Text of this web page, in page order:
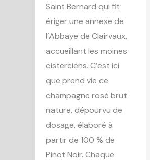
Saint Bernard qui fit
ériger une annexe de
l’Abbaye de Clairvaux,
accueillant les moines
cisterciens. C’est ici
que prend vie ce
champagne rosé brut
nature, dépourvu de
dosage, élaboré à
partir de 100 % de
Pinot Noir. Chaque